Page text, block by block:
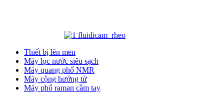
Thiết bị lên men
Máy lọc nước siêu sạch
Máy quang phổ NMR
Máy cộng hưởng từ
Máy phổ raman cầm tay